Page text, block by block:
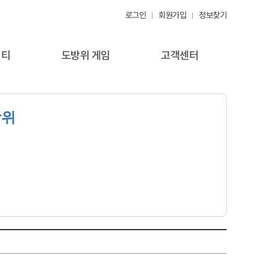
로그인 회원가입 정보찾기
도방위 게임 고객센터